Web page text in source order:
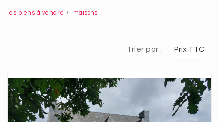
les biens à vendre maisons
Trier par : Prix TTC